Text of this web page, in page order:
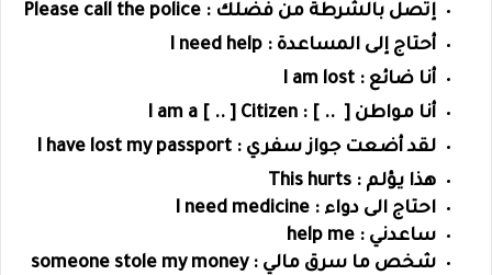
إتصل بالشرطة من فضلك : Please call the police
أحتاج إلى المساعدة : I need help
أنا ضائع : I am lost
أنا مواطن [ .. ] : I am a [ .. ] Citizen
لقد أضعت جواز سفري : I have lost my passport
هذا يؤلم : This hurts
احتاج الى دواء : I need medicine
ساعدني : help me
شخص ما سرق مالي : someone stole my money